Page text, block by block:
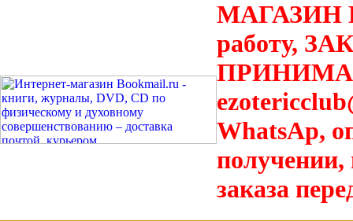
МАГАЗИН
работу,
WhatsAp,
получении,
заказа